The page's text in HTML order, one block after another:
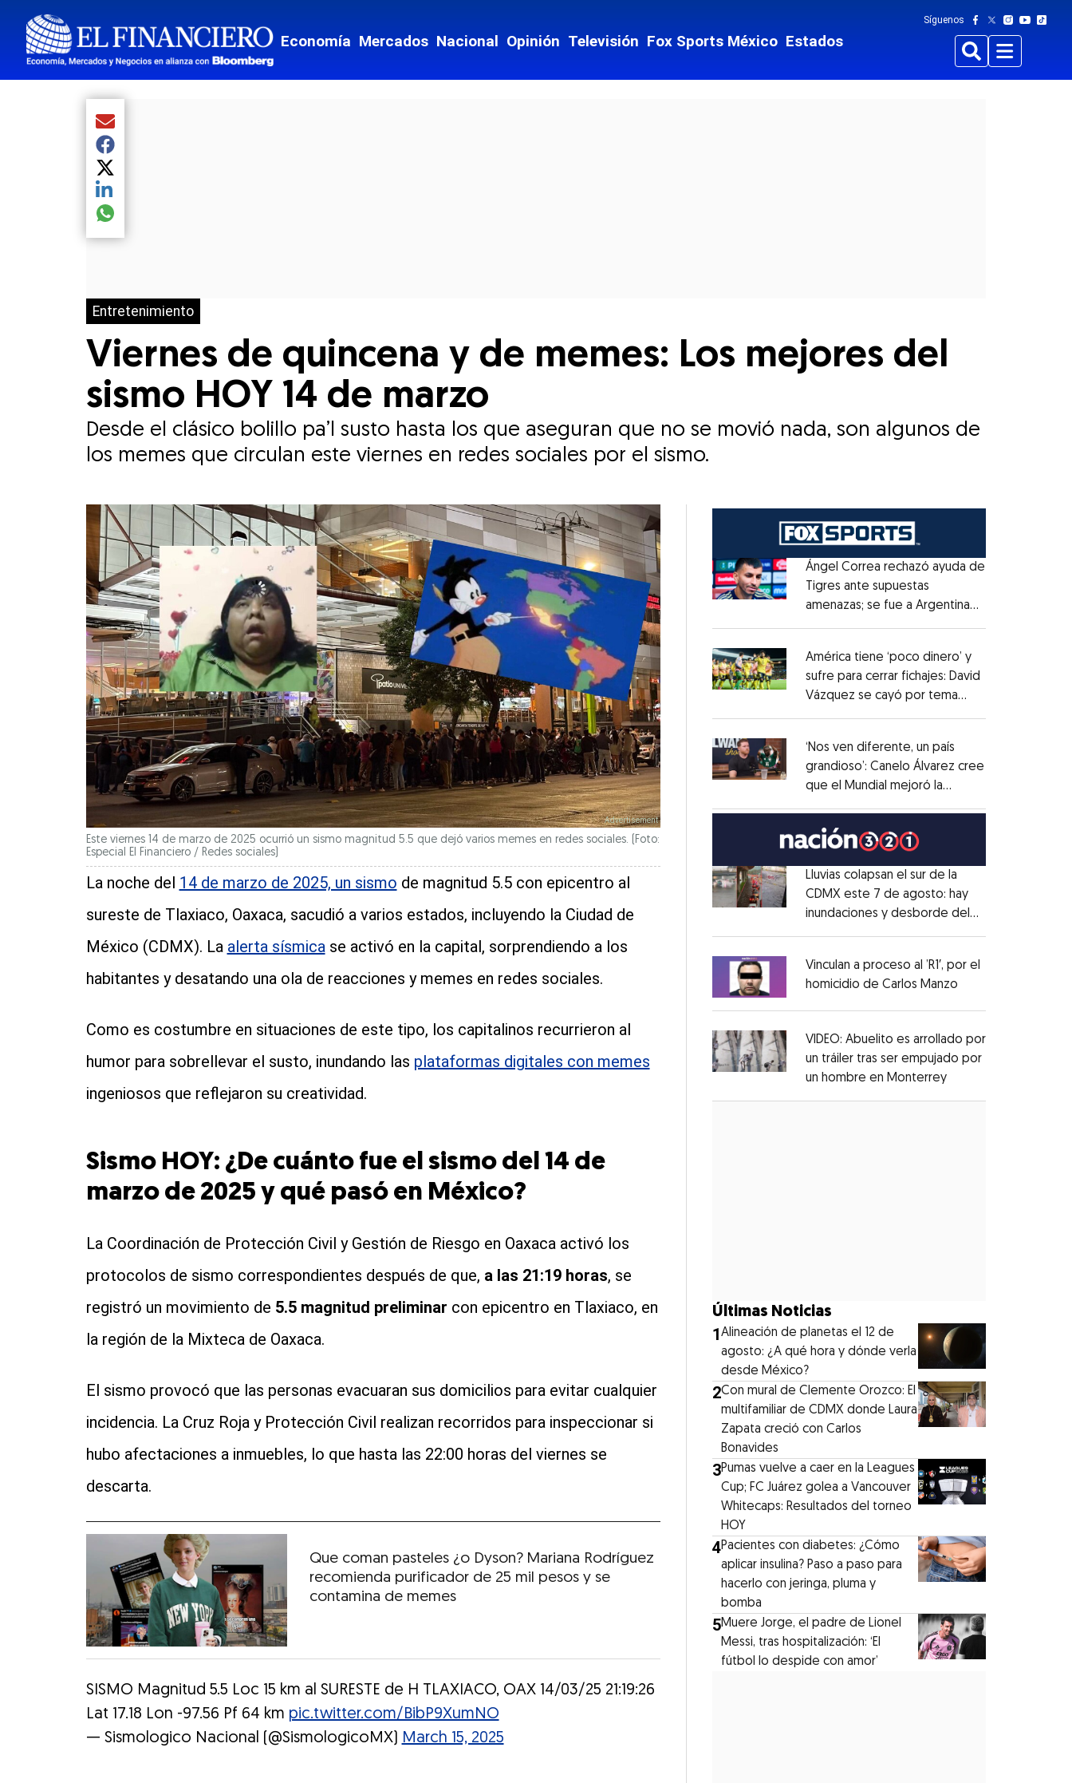
Economía Mercados Nacional Opinión Televisión Fox Sports México Estados
Síguenos
BuscarMenu
Entretenimiento
Viernes de quincena y de memes: Los mejores del
sismo HOY 14 de marzo
Desde el clásico bolillo pa’l susto hasta los que aseguran que no se movió nada, son algunos de
los memes que circulan este viernes en redes sociales por el sismo.
Compartir el artículo actual mediante Email
Compartir el artículo actual mediante Facebook
Compartir el artículo actual mediante Twitter
Compartir el artículo actual mediante LinkedIn
Compartir el artículo actual mediante global.social-whatsapp
Este viernes 14 de marzo de 2025 ocurrió un sismo magnitud 5.5 que dejó varios memes en redes sociales. (Foto:
Especial El Financiero / Redes sociales)
La noche del 14 de marzo de 2025, un sismo de magnitud 5.5 con epicentro al
sureste de Tlaxiaco, Oaxaca, sacudió a varios estados, incluyendo la Ciudad de
México (CDMX). La alerta sísmicase activó en la capital, sorprendiendo a los
habitantes y desatando una ola de reacciones y memes en redes sociales.
Como es costumbre en situaciones de este tipo, los capitalinos recurrieron al
humor para sobrellevar el susto, inundando las plataformas digitales con memes
ingeniosos que reflejaron su creatividad.
Sismo HOY: ¿De cuánto fue el sismo del 14 de
marzo de 2025 y qué pasó en México?
La Coordinación de Protección Civil y Gestión de Riesgo en Oaxaca activó los
protocolos de sismo correspondientes después de que, a las 21:19 horas, se
registró un movimiento de 5.5 magnitud preliminar con epicentro en Tlaxiaco, en
la región de la Mixteca de Oaxaca.
El sismo provocó que las personas evacuaran sus domicilios para evitar cualquier
incidencia. La Cruz Roja y Protección Civil realizan recorridos para inspeccionar si
hubo afectaciones a inmuebles, lo que hasta las 22:00 horas del viernes se
descarta.
Que coman pasteles ¿o Dyson? Mariana Rodríguez
recomienda purificador de 25 mil pesos y se
contamina de memes
SISMO Magnitud 5.5 Loc 15 km al SURESTE de H TLAXIACO, OAX 14/03/25 21:19:26
Lat 17.18 Lon -97.56 Pf 64 km pic.twitter.com/BibP9XumNO
— Sismologico Nacional (@SismologicoMX)
March 15, 2025
Opens in new window
Ángel Correa rechazó ayuda de
Tigres ante supuestas
amenazas; se fue a Argentina
Opens in new window
América tiene ‘poco dinero’ y
sufre para cerrar fichajes: David
Vázquez se cayó por tema
Opens in new window
‘Nos ven diferente, un país
grandioso’: Canelo Álvarez cree
que el Mundial mejoró la
Opens in new window
Lluvias colapsan el sur de la
CDMX este 7 de agosto: hay
inundaciones y desborde del
Opens in new window
Vinculan a proceso al ’R1′, por el
homicidio de Carlos Manzo
Opens in new window
VIDEO: Abuelito es arrollado por
un tráiler tras ser empujado por
un hombre en MonterreyOpens in new
Últimas Noticias
1Alineación de planetas el 12 de
agosto: ¿A qué hora y dónde verla
desde México?
2Con mural de Clemente Orozco: El
multifamiliar de CDMX donde Laura
Zapata creció con Carlos
Bonavides
3Pumas vuelve a caer en la Leagues
Cup; FC Juárez golea a Vancouver
Whitecaps: Resultados del torneo
HOY
4Pacientes con diabetes: ¿Cómo
aplicar insulina? Paso a paso para
hacerlo con jeringa, pluma y
bomba
5Muere Jorge, el padre de Lionel
Messi, tras hospitalización: ‘El
fútbol lo despide con amor’